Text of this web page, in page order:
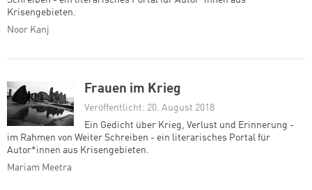
Krisengebieten.
Noor Kanj
Frauen im Krieg
Veröffentlicht: 20. August 2018
Ein Gedicht über Krieg, Verlust und Erinnerung -
im Rahmen von Weiter Schreiben - ein literarisches Portal für
Autor*innen aus Krisengebieten.
Mariam Meetra